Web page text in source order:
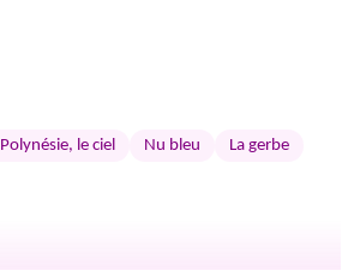
Polynésie, le ciel Nu bleu La gerbe